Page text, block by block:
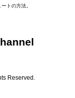
トの方法。
Reserved.